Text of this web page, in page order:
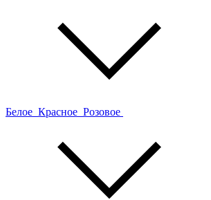
Белое Красное Розовое